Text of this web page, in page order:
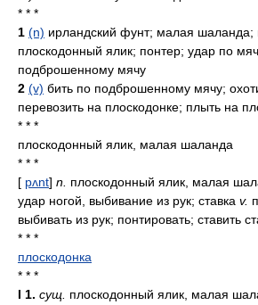
* * *
1 (n) ирландский фунт; малая шаланда;
плоскодонный ялик; понтер; удар по
подброшенному мячу
2 (v) бить по подброшенному мячу;
перевозить на плоскодонке; плыть на
* * *
плоскодонный ялик, малая шаланда
* * *
[ pʌnt] n. плоскодонный ялик, малая
удар ногой, выбивание из рук; ставка v.
выбивать из рук; понтировать; ставить
* * *
плоскодонка
* * *
I 1. сущ. плоскодонный ялик, малая